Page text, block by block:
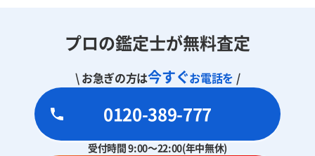
プロの鑑定士が無料査定
\ お急ぎの方は今すぐお電話を /
0120-389-777
受付時間 9:00～22:00(年中無休)